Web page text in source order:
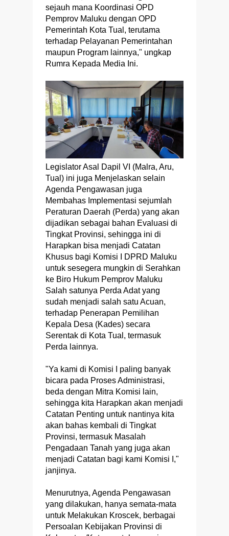
sejauh mana Koordinasi OPD
Pemprov Maluku dengan OPD
Pemerintah Kota Tual, terutama
terhadap Pelayanan Pemerintahan
maupun Program lainnya," ungkap
Rumra Kepada Media Ini.
Legislator Asal Dapil VI (Malra, Aru,
Tual) ini juga Menjelaskan selain
Agenda Pengawasan juga
Membahas Implementasi sejumlah
Peraturan Daerah (Perda) yang akan
dijadikan sebagai bahan Evaluasi di
Tingkat Provinsi, sehingga ini di
Harapkan bisa menjadi Catatan
Khusus bagi Komisi I DPRD Maluku
untuk sesegera mungkin di Serahkan
ke Biro Hukum Pemprov Maluku
Salah satunya Perda Adat yang
sudah menjadi salah satu Acuan,
terhadap Penerapan Pemilihan
Kepala Desa (Kades) secara
Serentak di Kota Tual, termasuk
Perda lainnya.
"Ya kami di Komisi I paling banyak
bicara pada Proses Administrasi,
beda dengan Mitra Komisi lain,
sehingga kita Harapkan akan menjadi
Catatan Penting untuk nantinya kita
akan bahas kembali di Tingkat
Provinsi, termasuk Masalah
Pengadaan Tanah yang juga akan
menjadi Catatan bagi kami Komisi I,"
janjinya.
Menurutnya, Agenda Pengawasan
yang dilakukan, hanya semata-mata
untuk Melakukan Kroscek, berbagai
Persoalan Kebijakan Provinsi di